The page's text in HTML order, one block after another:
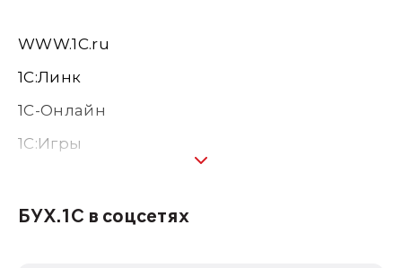
WWW.1С.ru
1С:Линк
1С-Онлайн
1C:Игры
1С:Консалтинг
БУХ.1С в соцсетях